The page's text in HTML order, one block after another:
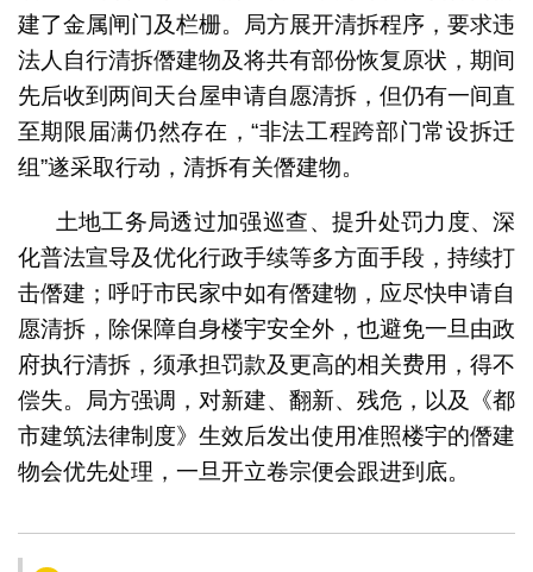
建了金属闸门及栏栅。局方展开清拆程序，要求违
法人自行清拆僭建物及将共有部份恢复原状，期间
先后收到两间天台屋申请自愿清拆，但仍有一间直
至期限届满仍然存在，“非法工程跨部门常设拆迁
组”遂采取行动，清拆有关僭建物。
土地工务局透过加强巡查、提升处罚力度、深
化普法宣导及优化行政手续等多方面手段，持续打
击僭建；呼吁市民家中如有僭建物，应尽快申请自
愿清拆，除保障自身楼宇安全外，也避免一旦由政
府执行清拆，须承担罚款及更高的相关费用，得不
偿失。局方强调，对新建、翻新、残危，以及《都
市建筑法律制度》生效后发出使用准照楼宇的僭建
物会优先处理，一旦开立卷宗便会跟进到底。